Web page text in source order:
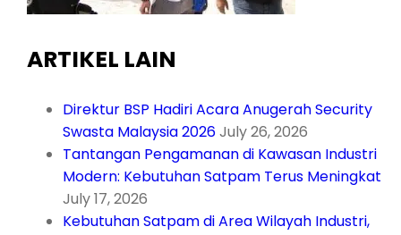
ARTIKEL LAIN
Direktur BSP Hadiri Acara Anugerah Security
Swasta Malaysia 2026July 26, 2026
Tantangan Pengamanan di Kawasan Industri
Modern: Kebutuhan Satpam Terus Meningkat
July 17, 2026
Kebutuhan Satpam di Area Wilayah Industri,